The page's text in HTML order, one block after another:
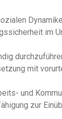
im
mit
und
zur